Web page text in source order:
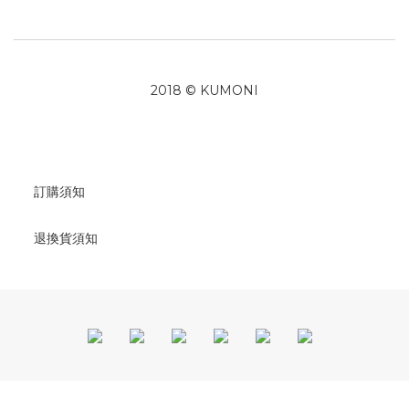
2018 © KUMONI
訂購須知
退換貨須知